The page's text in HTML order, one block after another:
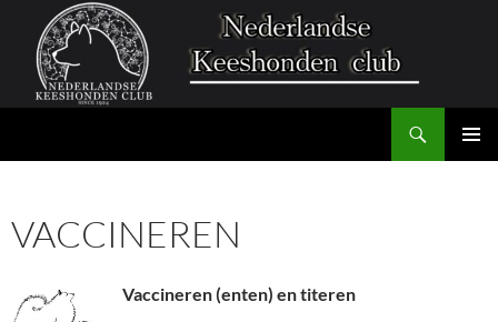
INHOUD
VACCINEREN
Vaccineren (enten) en titeren